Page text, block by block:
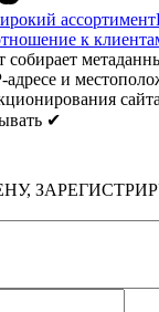
ассортимент
к
адресе и
✔